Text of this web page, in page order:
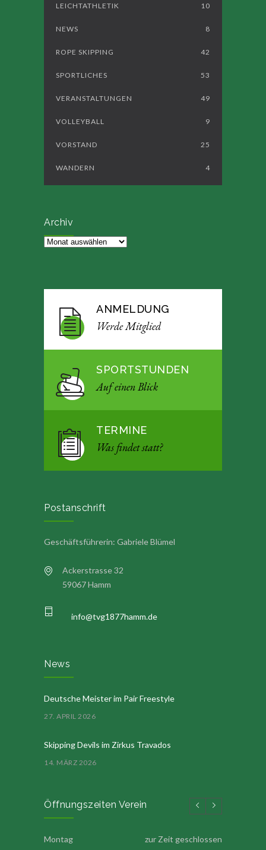
LEICHTATHLETIK 10
NEWS 8
ROPE SKIPPING 42
SPORTLICHES 53
VERANSTALTUNGEN 49
VOLLEYBALL 9
VORSTAND 25
WANDERN 4
Archiv
Archiv
ANMELDUNG
Werde Mitglied
SPORTSTUNDEN
Auf einen Blick
TERMINE
Was findet statt?
Postanschrift
Geschäftsführerin: Gabriele Blümel
Ackerstrasse 32
59067 Hamm
info@tvg1877hamm.de
News
Deutsche Meister im Pair Freestyle
27. APRIL 2026
Skipping Devils im Zirkus Travados
14. MÄRZ 2026
Öffnungszeiten Verein
Montag zur Zeit geschlossen